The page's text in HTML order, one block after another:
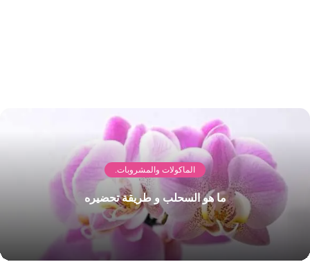
الماكولات والمشروبات.
ما هو السحلب و طريقة تحضيره